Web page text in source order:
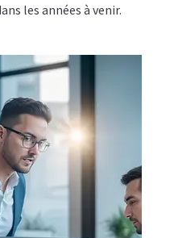
les années à venir.